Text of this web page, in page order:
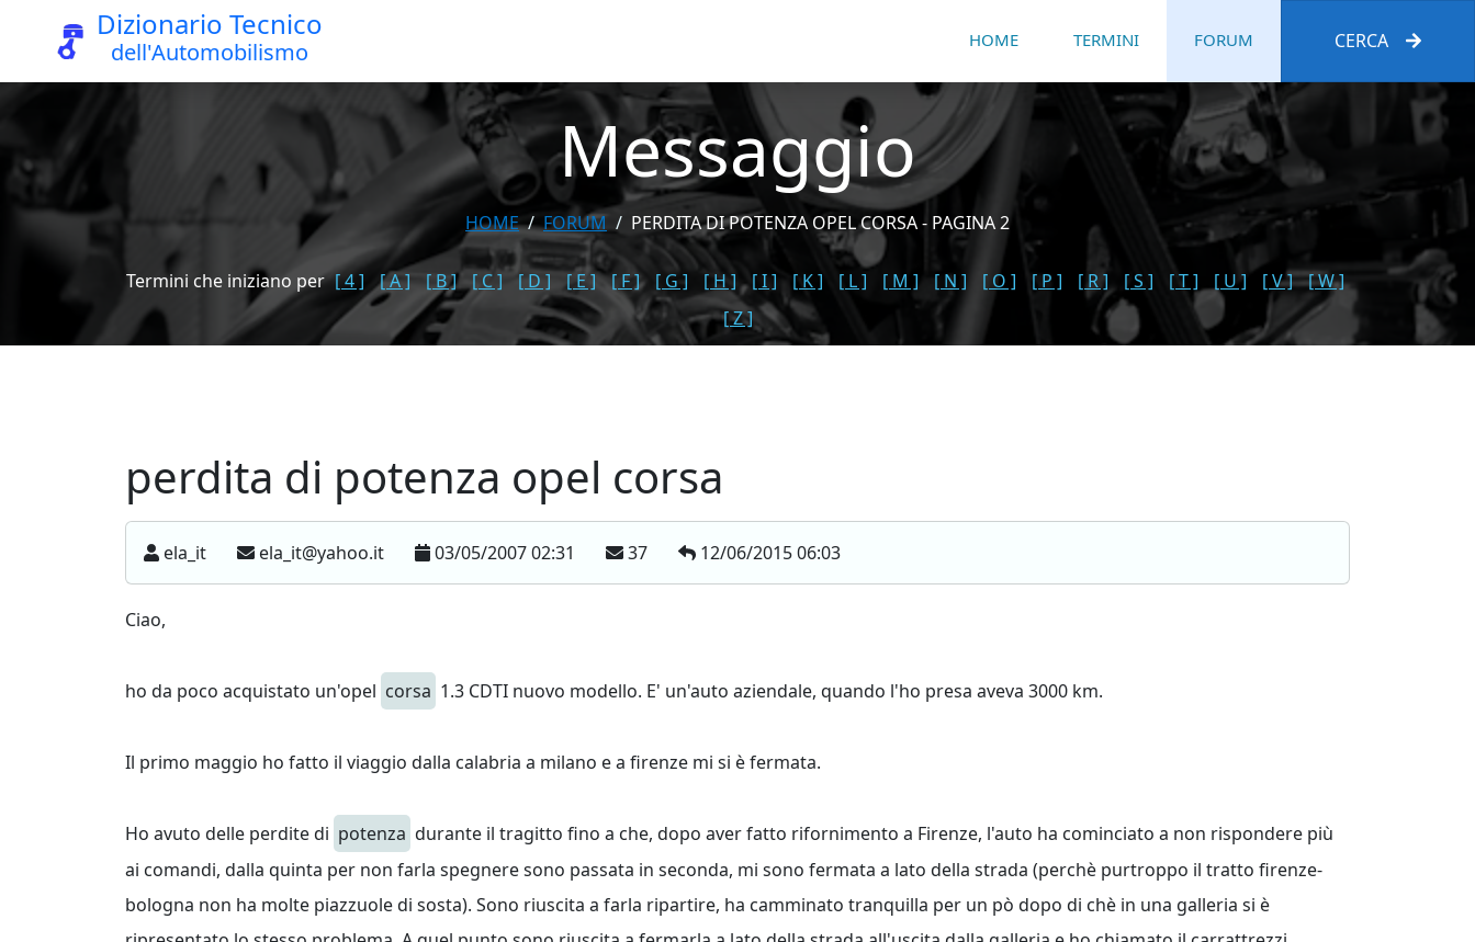
Dizionario Tecnico
dell'Automobilismo HOME TERMINI FORUM CERCA
Messaggio
HOME FORUM PERDITA DI POTENZA OPEL CORSA - PAGINA 2
Termini che iniziano per [ 4 ] [ A ] [ B ] [ C ] [ D ] [ E ] [ F ] [ G ] [ H ] [ I ] [ K ] [ L ] [ M ] [ N ] [ O ] [ P ] [ R ] [ S ] [ T ] [ U ] [ V ]
[ W ]
[ Z ]
perdita di potenza opel corsa
ela_it ela_it@yahoo.it 03/05/2007 02:31 37 12/06/2015 06:03
Ciao,
ho da poco acquistato un'opel corsa 1.3 CDTI nuovo modello. E' un'auto aziendale, quando l'ho presa aveva 3000 km.
Il primo maggio ho fatto il viaggio dalla calabria a milano e a firenze mi si è fermata.
Ho avuto delle perdite di potenza durante il tragitto fino a che, dopo aver fatto rifornimento a Firenze, l'auto ha cominciato a non rispondere più
ai comandi, dalla quinta per non farla spegnere sono passata in seconda, mi sono fermata a lato della strada (perchè purtroppo il tratto firenze-
bologna non ha molte piazzuole di sosta). Sono riuscita a farla ripartire, ha camminato tranquilla per un pò dopo di chè in una galleria si è